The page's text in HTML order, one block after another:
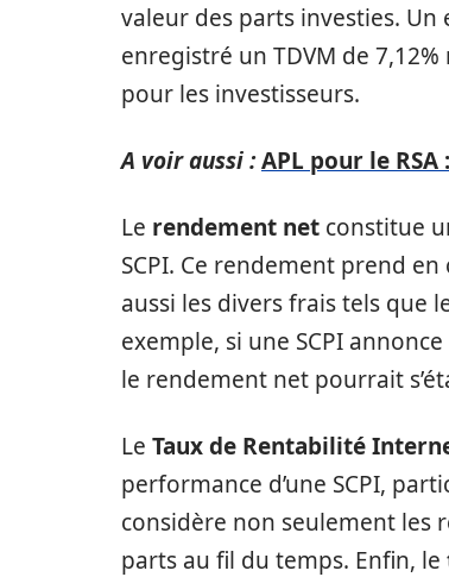
valeur des parts investies.
enregistré un TDVM de
pour les investisseurs.
A voir aussi :APL pour le
Le rendement net constitue
SCPI. Ce rendement prend
aussi les divers frais tels que
exemple, si une SCPI
le rendement net pourrait
Le Taux de Rentabilité
performance d’une SCPI,
considère non seulement les
parts au fil du temps. Enfin, le